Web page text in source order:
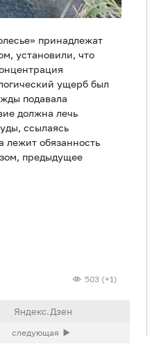
принадлежат
установили, что
ущерб был
подавала
должна лечь
ссылаясь
лежит обязанность
предыдущее
503 (+1)